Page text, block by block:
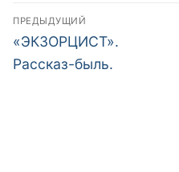
Навигация
по
записям
ПРЕДЫДУЩИЙ
Предыдущая
запись:
«ЭКЗОРЦИСТ».
Рассказ-быль.